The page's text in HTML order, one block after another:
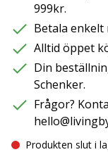
999kr.
Betala enkelt
Alltid öppet
Din
Schenker.
Frågor?
Produkten slut i